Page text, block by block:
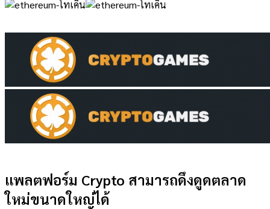
แพลตฟอร์ม Crypto สามารถดึงดูดตลาด
ใหม่ขนาดใหญ่ได้